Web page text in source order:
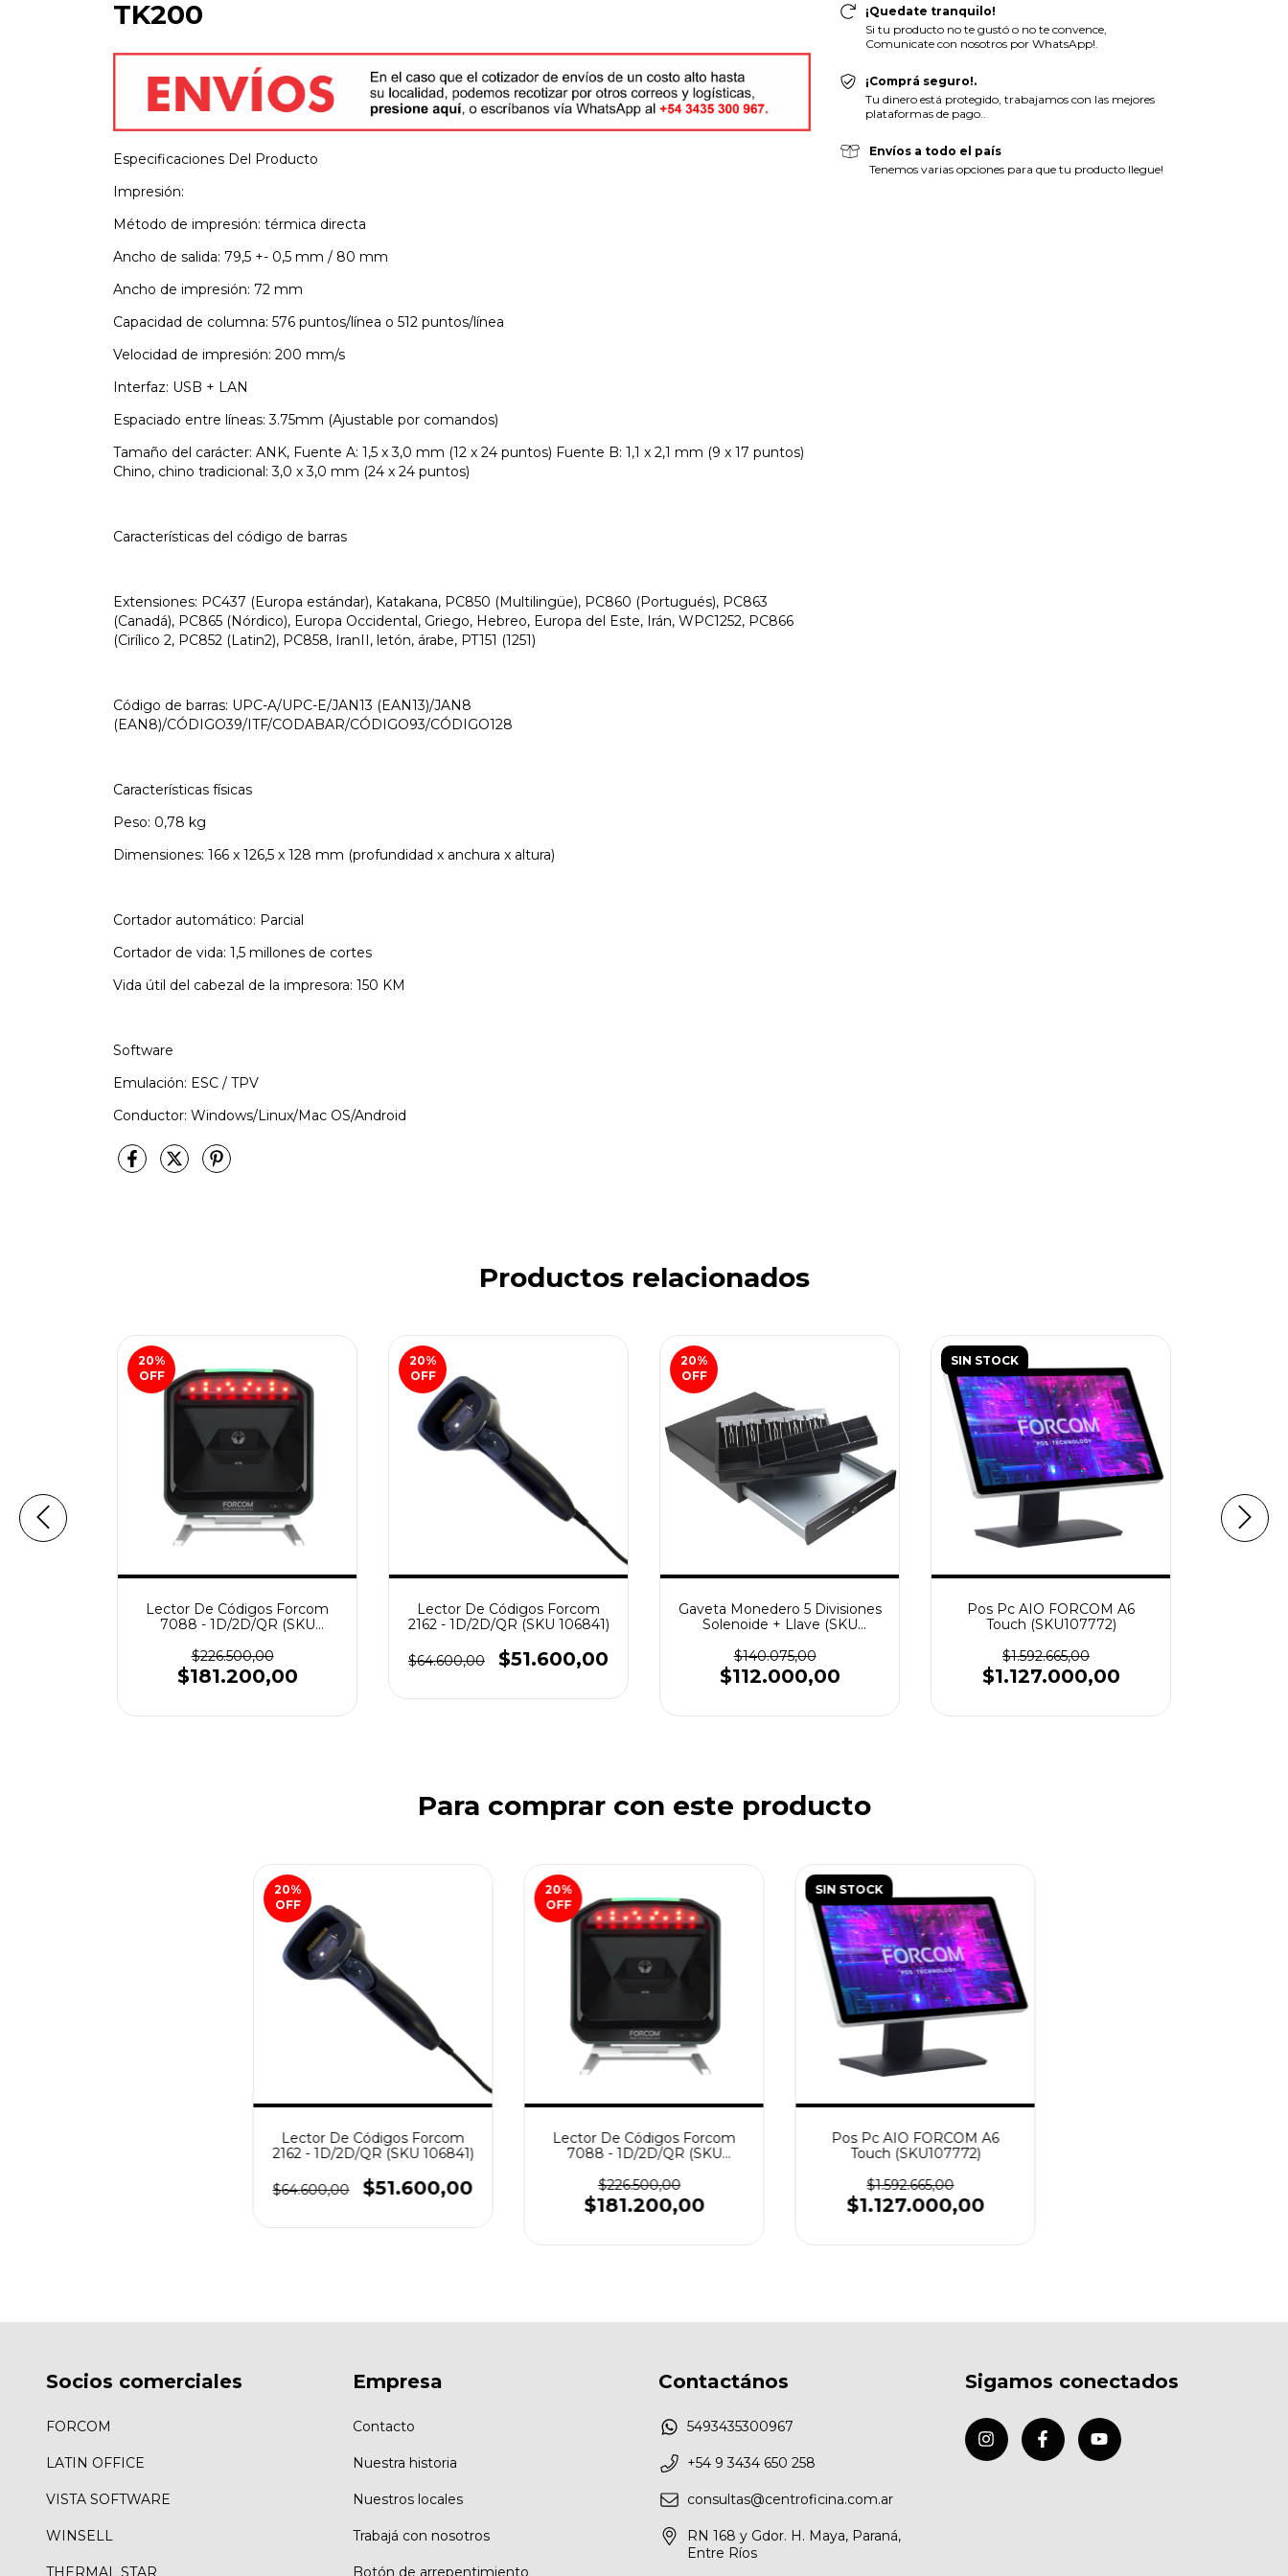
TK200
Especificaciones Del Producto
Impresión:
Método de impresión: térmica directa
Ancho de salida: 79,5 +- 0,5 mm / 80 mm
Ancho de impresión: 72 mm
Capacidad de columna: 576 puntos/línea o 512 puntos/línea
Velocidad de impresión: 200 mm/s
Interfaz: USB + LAN
Espaciado entre líneas: 3.75mm (Ajustable por comandos)
Tamaño del carácter: ANK, Fuente A: 1,5 x 3,0 mm (12 x 24 puntos) Fuente B: 1,1 x 2,1 mm (9 x 17 puntos)
Chino, chino tradicional: 3,0 x 3,0 mm (24 x 24 puntos)
Características del código de barras
Extensiones: PC437 (Europa estándar), Katakana, PC850 (Multilingüe), PC860 (Portugués), PC863
(Canadá), PC865 (Nórdico), Europa Occidental, Griego, Hebreo, Europa del Este, Irán, WPC1252, PC866
(Cirílico 2, PC852 (Latin2), PC858, IranII, letón, árabe, PT151 (1251)
Código de barras: UPC-A/UPC-E/JAN13 (EAN13)/JAN8
(EAN8)/CÓDIGO39/ITF/CODABAR/CÓDIGO93/CÓDIGO128
Características físicas
Peso: 0,78 kg
Dimensiones: 166 x 126,5 x 128 mm (profundidad x anchura x altura)
Cortador automático: Parcial
Cortador de vida: 1,5 millones de cortes
Vida útil del cabezal de la impresora: 150 KM
Software
Emulación: ESC / TPV
Conductor: Windows/Linux/Mac OS/Android
¡Quedate tranquilo!
Si tu producto no te gustó o no te convence,
Comunicate con nosotros por WhatsApp!.
¡Comprá seguro!.
Tu dinero está protegido, trabajamos con las mejores
plataformas de pago..
Envíos a todo el país
Tenemos varias opciones para que tu producto llegue!
Productos relacionados
20%
OFF
Lector De Códigos Forcom
7088 - 1D/2D/QR (SKU
$226.500,00
$181.200,00
20%
OFF
Lector De Códigos Forcom
2162 - 1D/2D/QR (SKU 106841)
$64.600,00 $51.600,00
20%
OFF
Gaveta Monedero 5 Divisiones
Solenoide + Llave (SKU
$140.075,00
$112.000,00
SIN STOCK
Pos Pc AIO FORCOM A6
Touch (SKU107772)
$1.592.665,00
$1.127.000,00
Para comprar con este producto
20%
OFF
Lector De Códigos Forcom
2162 - 1D/2D/QR (SKU 106841)
$64.600,00 $51.600,00
20%
OFF
Lector De Códigos Forcom
7088 - 1D/2D/QR (SKU
$226.500,00
$181.200,00
SIN STOCK
Pos Pc AIO FORCOM A6
Touch (SKU107772)
$1.592.665,00
$1.127.000,00
Socios comerciales
FORCOM
LATIN OFFICE
VISTA SOFTWARE
WINSELL
THERMAL STAR
Empresa
Contacto
Nuestra historia
Nuestros locales
Trabajá con nosotros
Botón de arrepentimiento
Contactános
5493435300967
+54 9 3434 650 258
consultas@centroficina.com.ar
RN 168 y Gdor. H. Maya, Paraná,
Entre Ríos
Sigamos conectados